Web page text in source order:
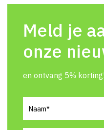
Meld je
onze
en ontvang 5% korting!